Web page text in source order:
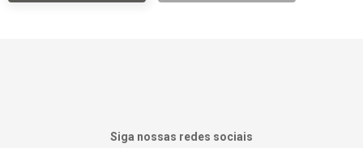
Siga nossas redes sociais